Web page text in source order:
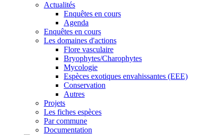
Actualités
Enquêtes en cours
Agenda
Enquêtes en cours
Les domaines d'actions
Flore vasculaire
Bryophytes/Charophytes
Mycologie
Espèces exotiques envahissantes (EEE)
Conservation
Autres
Projets
Les fiches espèces
Par commune
Documentation